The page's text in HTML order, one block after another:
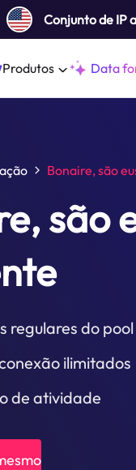
Conjunto de IP
Produtos Data
Bonaire, são
são
regulares do
ilimitados
de atividade